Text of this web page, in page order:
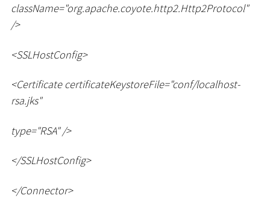
className="org.apache.coyote.http2.Http2Protocol"
/>
<SSLHostConfig>
<Certificate certificateKeystoreFile="conf/localhost-
rsa.jks"
type="RSA" />
</SSLHostConfig>
</Connector>